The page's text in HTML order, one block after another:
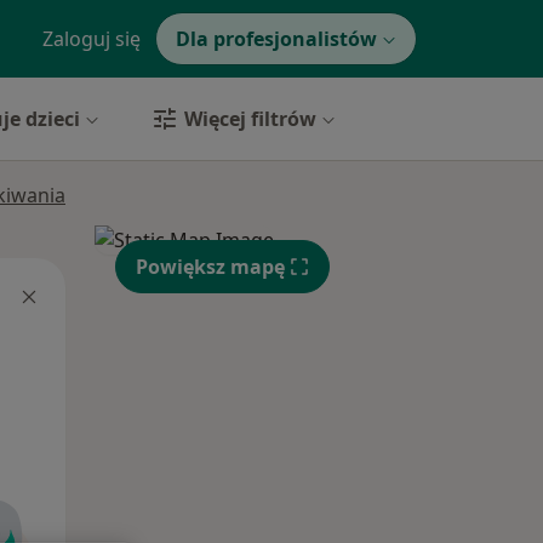
Zaloguj się Dla profesjonalistów
dzieci Więcej filtrów
Powiększ mapę